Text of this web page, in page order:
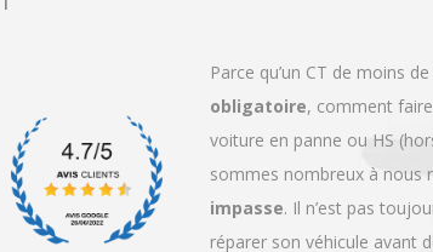
obligatoire, comment faire
voiture en panne ou HS
sommes nombreux à nous
impasse . Il n’est pas
réparer son véhicule avant